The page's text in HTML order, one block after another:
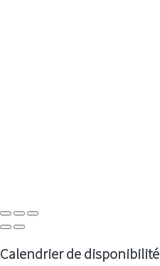
Calendrier de disponibilité